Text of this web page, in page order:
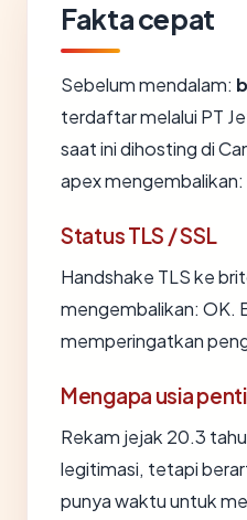
Fakta cepat
Sebelum mendalam:
terdaftar melalui PT
saat ini dihosting di
apex mengembalikan:
Status TLS / SSL
Handshake TLS ke
mengembalikan: OK.
memperingatkan
Mengapa usia
Rekam jejak 20.3
legitimasi, tetapi
punya waktu untuk